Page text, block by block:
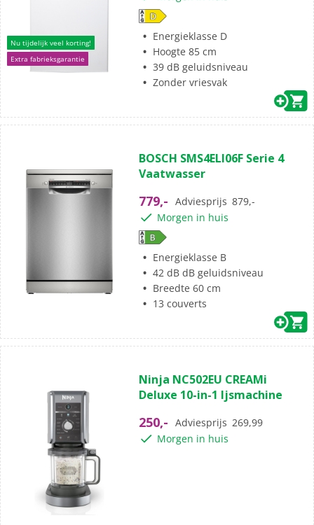
Nu tijdelijk veel korting!
Extra fabrieksgarantie
Energieklasse D
Hoogte 85 cm
39 dB geluidsniveau
Zonder vriesvak
BOSCH SMS4ELI06F Serie 4
Vaatwasser
779,- Adviesprijs 879,-
Morgen in huis
Energieklasse B
42 dB dB geluidsniveau
Breedte 60 cm
13 couverts
Ninja NC502EU CREAMi
Deluxe 10-in-1 Ijsmachine
250,- Adviesprijs 269,99
Morgen in huis